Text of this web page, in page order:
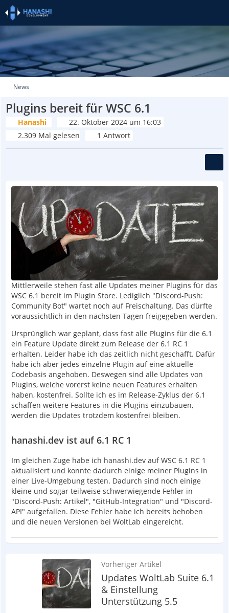
News
Plugins bereit für WSC 6.1
Hanashi
22. Oktober 2024 um 16:03
2.309 Mal gelesen
1 Antwort
Mittlerweile stehen fast alle Updates meiner Plugins für das
WSC 6.1 bereit im Plugin Store. Lediglich "Discord-Push:
Community Bot" wartet noch auf Freischaltung. Das dürfte
voraussichtlich in den nächsten Tagen freigegeben werden.
Ursprünglich war geplant, dass fast alle Plugins für die 6.1
ein Feature Update direkt zum Release der 6.1 RC 1
erhalten. Leider habe ich das zeitlich nicht geschafft. Dafür
habe ich aber jedes einzelne Plugin auf eine aktuelle
Codebasis angehoben. Deswegen sind alle Updates von
Plugins, welche vorerst keine neuen Features erhalten
haben, kostenfrei. Sollte ich es im Release-Zyklus der 6.1
schaffen weitere Features in die Plugins einzubauen,
werden die Updates trotzdem kostenfrei bleiben.
hanashi.dev ist auf 6.1 RC 1
Im gleichen Zuge habe ich hanashi.dev auf WSC 6.1 RC 1
aktualisiert und konnte dadurch einige meiner Plugins in
einer Live-Umgebung testen. Dadurch sind noch einige
kleine und sogar teilweise schwerwiegende Fehler in
"Discord-Push: Artikel", "GitHub-Integration" und "Discord-
API" aufgefallen. Diese Fehler habe ich bereits behoben
und die neuen Versionen bei WoltLab eingereicht.
Vorheriger Artikel
Updates WoltLab Suite 6.1
& Einstellung
Unterstützung 5.5